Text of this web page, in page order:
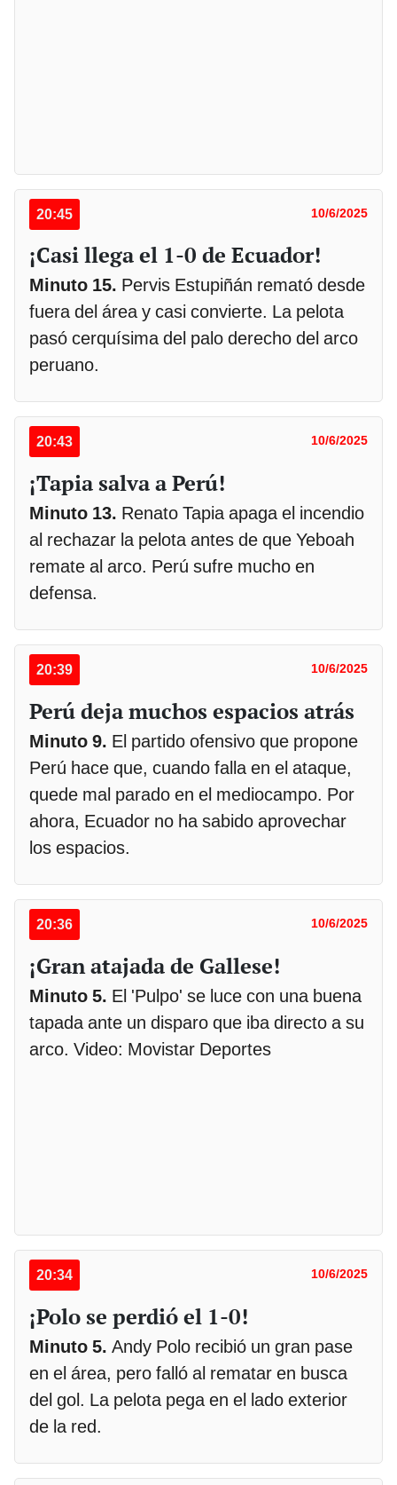
20:45 10/6/2025
¡Casi llega el 1-0 de Ecuador!
Minuto 15. Pervis Estupiñán remató desde
fuera del área y casi convierte. La pelota
pasó cerquísima del palo derecho del arco
peruano.
20:43 10/6/2025
¡Tapia salva a Perú!
Minuto 13. Renato Tapia apaga el incendio
al rechazar la pelota antes de que Yeboah
remate al arco. Perú sufre mucho en
defensa.
20:39 10/6/2025
Perú deja muchos espacios atrás
Minuto 9. El partido ofensivo que propone
Perú hace que, cuando falla en el ataque,
quede mal parado en el mediocampo. Por
ahora, Ecuador no ha sabido aprovechar
los espacios.
20:36 10/6/2025
¡Gran atajada de Gallese!
Minuto 5. El 'Pulpo' se luce con una buena
tapada ante un disparo que iba directo a su
arco. Video: Movistar Deportes
20:34 10/6/2025
¡Polo se perdió el 1-0!
Minuto 5. Andy Polo recibió un gran pase
en el área, pero falló al rematar en busca
del gol. La pelota pega en el lado exterior
de la red.